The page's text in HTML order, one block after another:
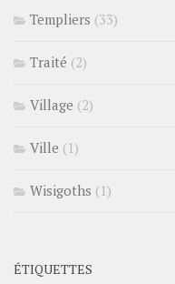
Templiers (33)
Traité (2)
Village (2)
Ville (1)
Wisigoths (1)
ÉTIQUETTES